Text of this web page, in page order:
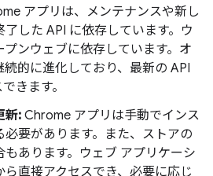
アプリは、メンテナンスや新し
了した API に依存しています。ウ
プンウェブに依存しています。オ
続的に進化しており、最新の API
きます。
新:Chrome アプリは手動でインス
必要があります。また、ストアの
あります。ウェブ アプリケーシ
ら直接アクセスでき、必要に応じ